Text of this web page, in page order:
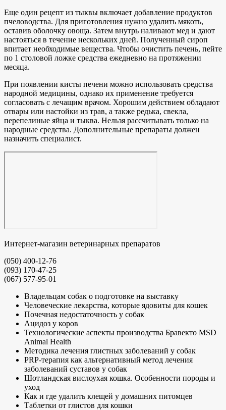
Еще один рецепт из тыквы включает добавление продуктов
пчеловодства. Для приготовления нужно удалить мякоть,
оставив оболочку овоща. Затем внутрь наливают мед и дают
настояться в течение нескольких дней. Полученный сироп
впитает необходимые вещества. Чтобы очистить печень, пейте
по 1 столовой ложке средства ежедневно на протяжении
месяца.
При появлении кисты печени можно использовать средства
народной медицины, однако их применение требуется
согласовать с лечащим врачом. Хорошим действием обладают
отвары или настойки из трав, а также редька, свекла,
перепелиные яйца и тыква. Нельзя рассчитывать только на
народные средства. Дополнительные препараты должен
назначить специалист.
Интернет-магазин ветеринарных препаратов
(050) 400-12-76
(093) 170-47-25
(067) 577-95-01
Владельцам собак о подготовке на выставку
Человеческие лекарства, которые ядовиты для кошек
Почечная недостаточность у собак
Ацидоз у коров
Технологические аспекты производства Бравекто MSD
Animal Health
Методика лечения глистных заболеваний у собак
PRP-терапия как альтернативный метод лечения
заболеваний суставов у собак
Шотландская вислоухая кошка. Особенности породы и
уход
Как и где удалить клещей у домашних питомцев
Таблетки от глистов для кошки